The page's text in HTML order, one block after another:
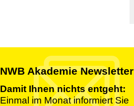
NWB Akademie Newsletter
Damit Ihnen nichts entgeht:
Einmal im Monat informiert Sie